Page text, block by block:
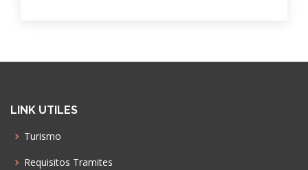
LINK UTILES
Turismo
Requisitos Tramites